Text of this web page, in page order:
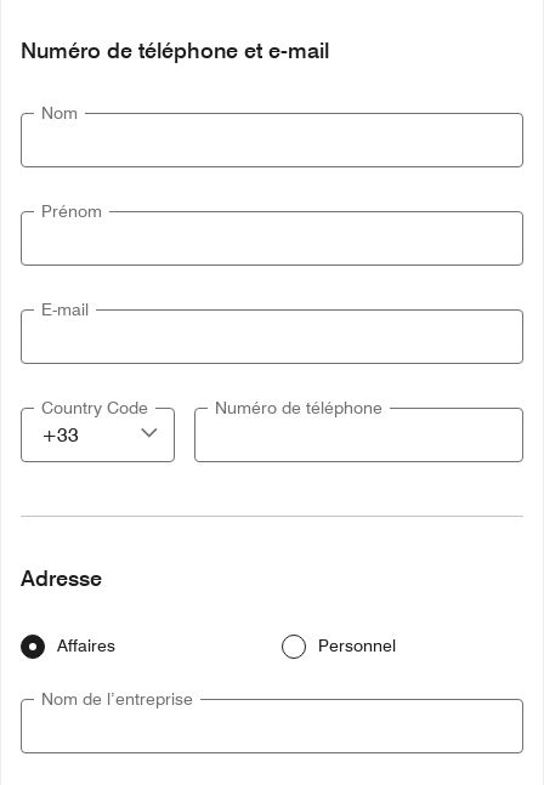
Numéro de téléphone et e-mail
Nom
Prénom
E-mail
Country Code Numéro de téléphone
Adresse
Affaires Personnel
Nom de l’entreprise